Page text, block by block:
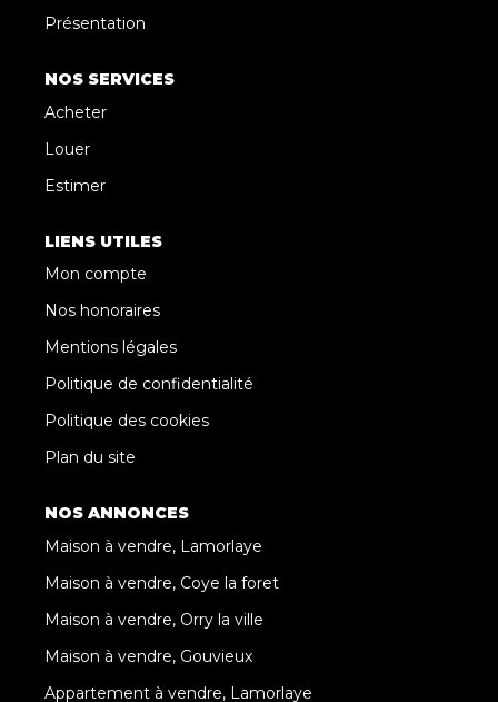
Présentation
NOS SERVICES
Acheter
Louer
Estimer
LIENS UTILES
Mon compte
Nos honoraires
Mentions légales
Politique de confidentialité
Politique des cookies
Plan du site
NOS ANNONCES
Maison à vendre, Lamorlaye
Maison à vendre, Coye la foret
Maison à vendre, Orry la ville
Maison à vendre, Gouvieux
Appartement à vendre, Lamorlaye